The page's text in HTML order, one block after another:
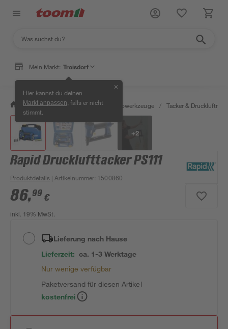
Mein Markt: Troisdorf
Hier kannst du deinen
Markt anpassen , falls er nicht
stimmt.
✕
/ Werkstatt & Maschinen / Elektrowerkzeuge / Tacker &
+2
Rapid Drucklufttacker PS111
Produktdetails | Artikelnummer: 1500860
86,99 €
inkl. 19% MwSt.
Lieferung nach Hause
Lieferzeit: ca. 1-3 Werktage
Nur wenige verfügbar
Paketversand für diesen Artikel
kostenfrei